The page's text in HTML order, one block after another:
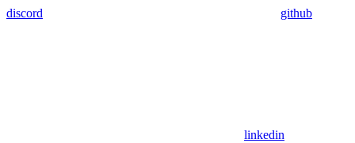
discord github
linkedin